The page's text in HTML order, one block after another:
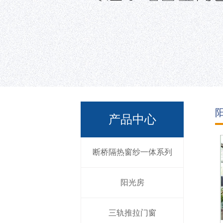
产品中心
断桥隔热窗纱一体系列
阳光房
三轨推拉门窗